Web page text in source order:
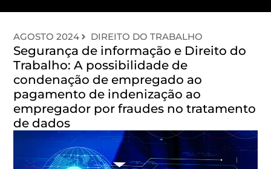
AGOSTO 2024 DIREITO DO TRABALHO
Segurança de informação e Direito do
Trabalho: A possibilidade de
condenação de empregado ao
pagamento de indenização ao
empregador por fraudes no tratamento
de dados